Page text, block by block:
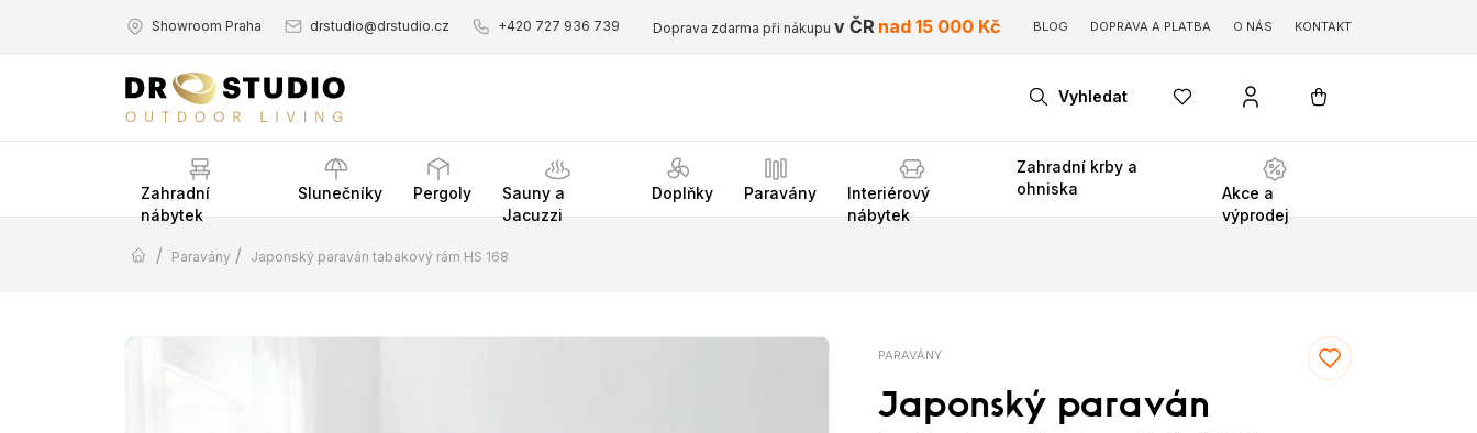
Showroom Praha drstudio@drstudio.cz +420 727 936 739 Doprava zdarma při nákupu v ČR nad 15 000 Kč BLOG DOPRAVA A PLATBA O NÁS KONTAKT
Vyhledat
Zahradní
nábytek
Slunečníky Pergoly
Sauny a
Jacuzzi
Doplňky Paravány
Interiérový
nábytek
Zahradní krby a
ohniska
Akce a
výprodej
/ Paravány / Japonský paraván tabakový rám HS 168
PARAVÁNY
Japonský paraván